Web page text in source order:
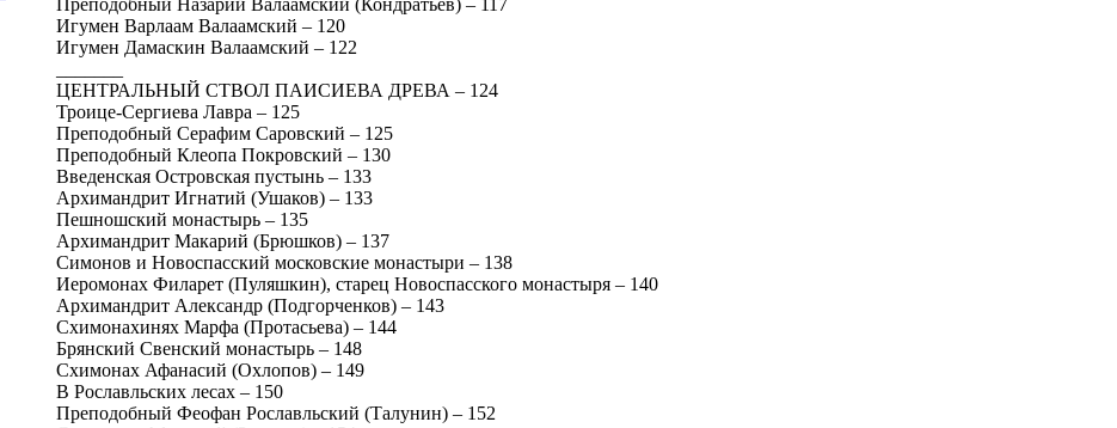
Игумен Варлаам Валаамский – 120
Игумен Дамаскин Валаамский – 122
ЦЕНТРАЛЬНЫЙ СТВОЛ ПАИСИЕВА ДРЕВА – 124
Троице-Сергиева Лавра – 125
Преподобный Серафим Саровский – 125
Преподобный Клеопа Покровский – 130
Введенская Островская пустынь – 133
Архимандрит Игнатий (Ушаков) – 133
Пешношский монастырь – 135
Архимандрит Макарий (Брюшков) – 137
Симонов и Новоспасский московские монастыри – 138
Иеромонах Филарет (Пуляшкин), старец Новоспасского монастыря – 140
Архимандрит Александр (Подгорченков) – 143
Схимонахинях Марфа (Протасьева) – 144
Брянский Свенский монастырь – 148
Схимонах Афанасий (Охлопов) – 149
В Рославльских лесах – 150
Преподобный Феофан Рославльский (Талунин) – 152